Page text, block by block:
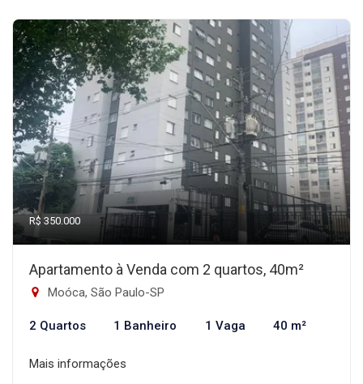
R$ 350.000
Apartamento à Venda com 2 quartos, 40m²
Moóca, São Paulo-SP
2 Quartos 1 Banheiro 1 Vaga 40 m²
Mais informações